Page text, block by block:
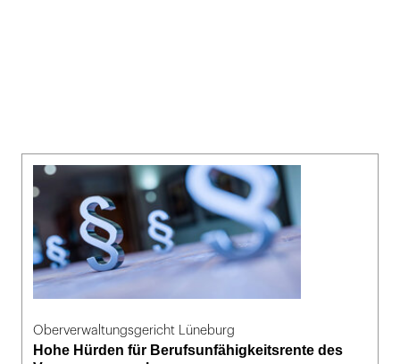
Oberverwaltungsgericht Lüneburg
Hohe Hürden für Berufsunfähigkeitsrente des